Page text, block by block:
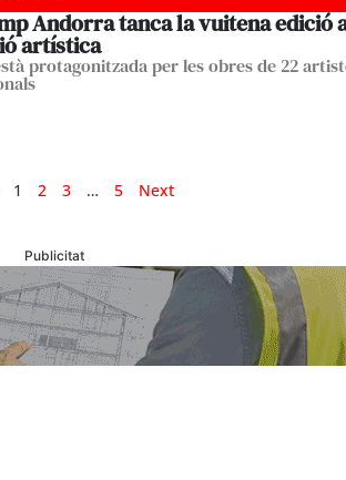
Andorra tanca la vuitena edició
artística
protagonitzada per les obres de 22
1 2 3 … 5 Next
Publicitat